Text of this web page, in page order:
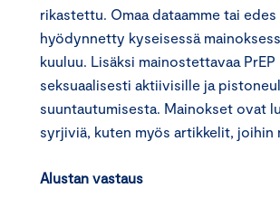
rikastettu. Omaa dataamme tai
hyödynnetty kyseisessä
kuuluu. Lisäksi mainostettavaa
seksuaalisesti aktiivisille ja
suuntautumisesta. Mainokset ovat
syrjiviä, kuten myös artikkelit, joihin
Alustan vastaus